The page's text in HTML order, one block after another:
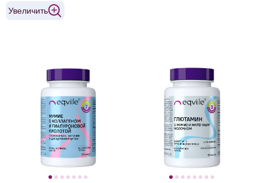
Увеличить